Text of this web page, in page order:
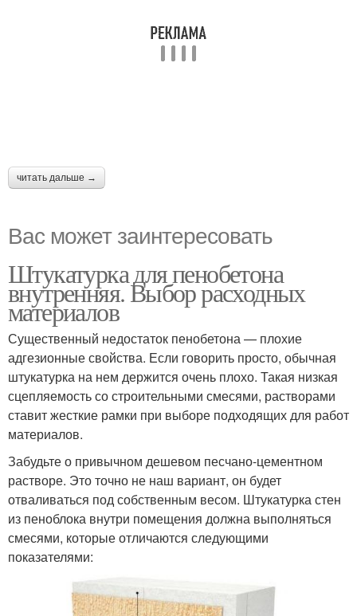
читать дальше →
Вас может заинтересовать
Штукатурка для пенобетона
внутренняя. Выбор расходных
материалов
Существенный недостаток пенобетона — плохие
адгезионные свойства. Если говорить просто, обычная
штукатурка на нем держится очень плохо. Такая низкая
сцепляемость со строительными смесями, растворами
ставит жесткие рамки при выборе подходящих для работ
материалов.
Забудьте о привычном дешевом песчано-цементном
растворе. Это точно не наш вариант, он будет
отваливаться под собственным весом. Штукатурка стен
из пеноблока внутри помещения должна выполняться
смесями, которые отличаются следующими
показателями: